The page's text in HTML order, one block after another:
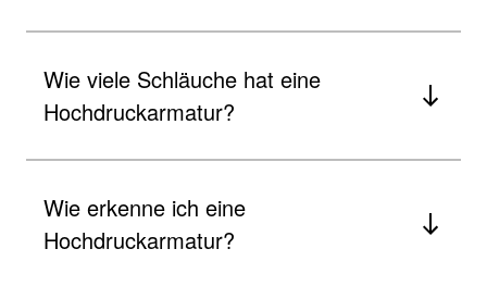
Wie viele Schläuche hat eine
Hochdruckarmatur?
Wie erkenne ich eine
Hochdruckarmatur?